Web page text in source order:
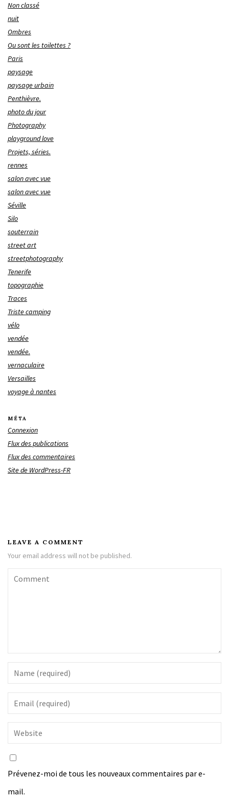
Non classé
nuit
Ombres
Ou sont les toilettes ?
Paris
paysage
paysage urbain
Penthièvre.
photo du jour
Photography
playground love
Projets, séries.
rennes
salon avec vue
salon avec vue
Séville
Silo
souterrain
street art
streetphotography
Tenerife
topographie
Traces
Triste camping
vélo
vendée
vendée.
vernaculaire
Versailles
voyage à nantes
MÉTA
Connexion
Flux des publications
Flux des commentaires
Site de WordPress-FR
LEAVE A COMMENT
Your email address will not be published.
Prévenez-moi de tous les nouveaux commentaires par e-
mail.